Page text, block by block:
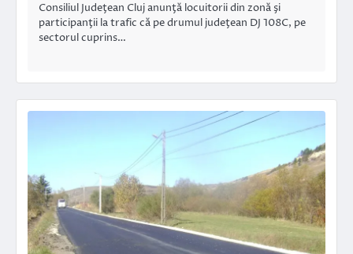
Consiliul Judeţean Cluj anunţă locuitorii din zonă şi
participanţii la trafic că pe drumul judeţean DJ 108C, pe
sectorul cuprins…